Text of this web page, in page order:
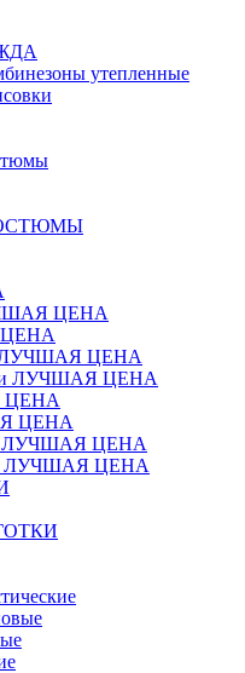
утепленные
ЦЕНА
ЦЕНА
ЛУЧШАЯ ЦЕНА
ЛУЧШАЯ ЦЕНА
ЦЕНА
ЦЕНА
ЛУЧШАЯ ЦЕНА
ЛУЧШАЯ ЦЕНА